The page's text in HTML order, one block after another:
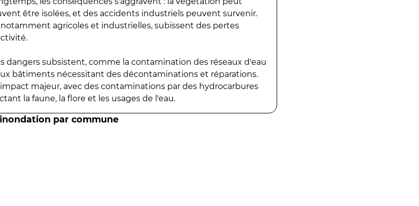
être isolées, et des accidents industriels peuvent survenir.
agricoles et industrielles, subissent des pertes
dangers subsistent, comme la contamination des réseaux d'eau
bâtiments nécessitant des décontaminations et réparations.
majeur, avec des contaminations par des hydrocarbures
la faune, la flore et les usages de l'eau.
par commune